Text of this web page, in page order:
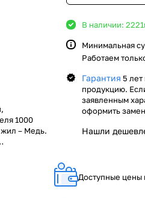
1000
жил – Медь.
дилер
В наличии: 2221
Минимальная
Работаем
Гарантия 5
продукцию.
заявленным
оформить
Нашли
Доступные